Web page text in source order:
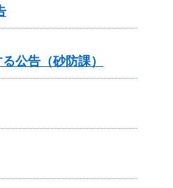
公告（砂防課）